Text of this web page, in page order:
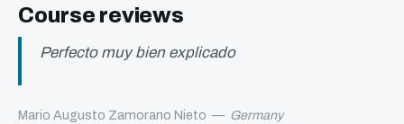
Course reviews
Perfecto muy bien explicado
Mario Augusto Zamorano Nieto — Germany